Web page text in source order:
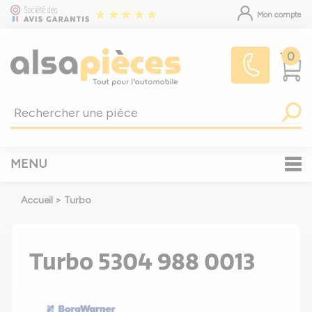
Mon compte
0
MENU
Accueil > Turbo
Turbo 5304 988 0013